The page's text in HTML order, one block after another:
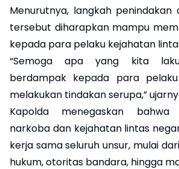
Menurutnya, langkah penindakan
tersebut diharapkan mampu
kepada para pelaku kejahatan
“Semoga apa yang kita
berdampak kepada para
melakukan tindakan serupa,”
Kapolda menegaskan bahwa
narkoba dan kejahatan lintas
kerja sama seluruh unsur, mulai
hukum, otoritas bandara, hingga